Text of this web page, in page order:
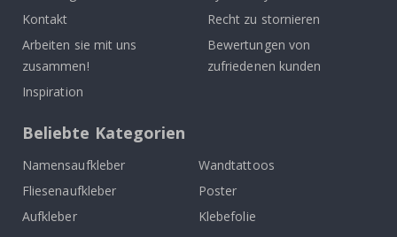
Kontakt
Arbeiten sie mit uns
zusammen!
Inspiration
Recht zu stornieren
Bewertungen von
zufriedenen kunden
Beliebte Kategorien
Namensaufkleber
Wandtattoos
Fliesenaufkleber
Poster
Aufkleber
Klebefolie